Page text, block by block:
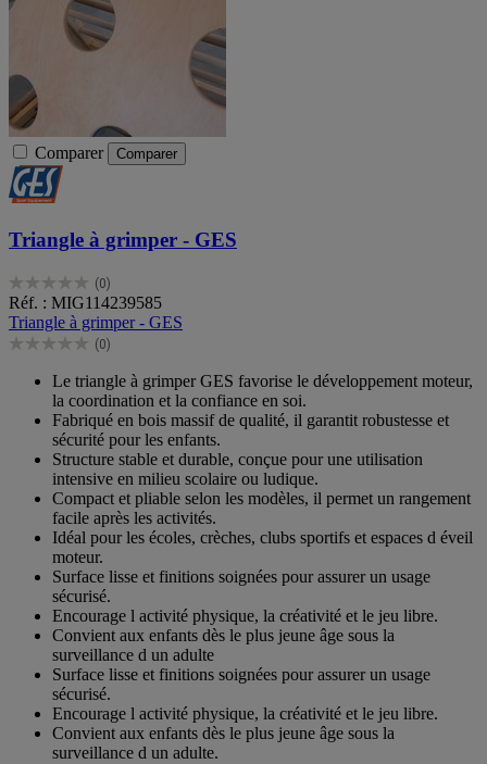
Comparer Comparer
Triangle à grimper - GES
(0)
0.0
sur
5
étoiles.
Réf. : MIG114239585
Triangle à grimper - GES
(0)
0.0
étoiles.
Le triangle à grimper GES favorise le développement moteur,
la coordination et la confiance en soi.
Fabriqué en bois massif de qualité, il garantit robustesse et
sécurité pour les enfants.
Structure stable et durable, conçue pour une utilisation
intensive en milieu scolaire ou ludique.
Compact et pliable selon les modèles, il permet un rangement
facile après les activités.
Idéal pour les écoles, crèches, clubs sportifs et espaces d éveil
moteur.
Surface lisse et finitions soignées pour assurer un usage
sécurisé.
Encourage l activité physique, la créativité et le jeu libre.
Convient aux enfants dès le plus jeune âge sous la
surveillance d un adulte
Surface lisse et finitions soignées pour assurer un usage
sécurisé.
Encourage l activité physique, la créativité et le jeu libre.
Convient aux enfants dès le plus jeune âge sous la
surveillance d un adulte.